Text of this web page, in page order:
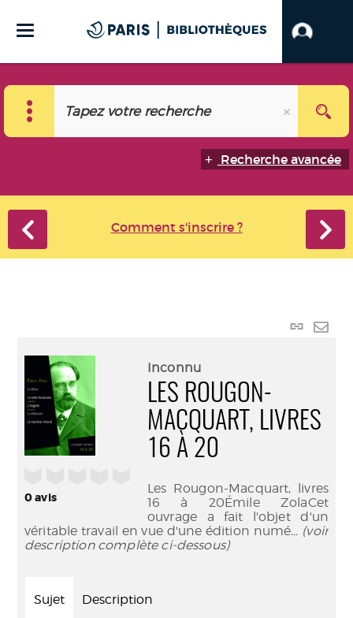
Recherche avancée
Comment s'inscrire ?
Lien
0avis
Inconnu
LES ROUGON-
MACQUART, LIVRES
16 À 20
Les Rougon-Macquart, livres
16 à 20Émile ZolaCet
ouvrage a fait l'objet d'un
véritable travail en vue d'une édition numé... (voir
description complète ci-dessous)
Sujet Description